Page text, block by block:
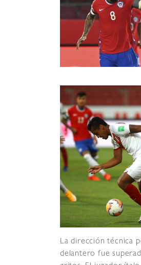
La dirección técnica
delantero fue